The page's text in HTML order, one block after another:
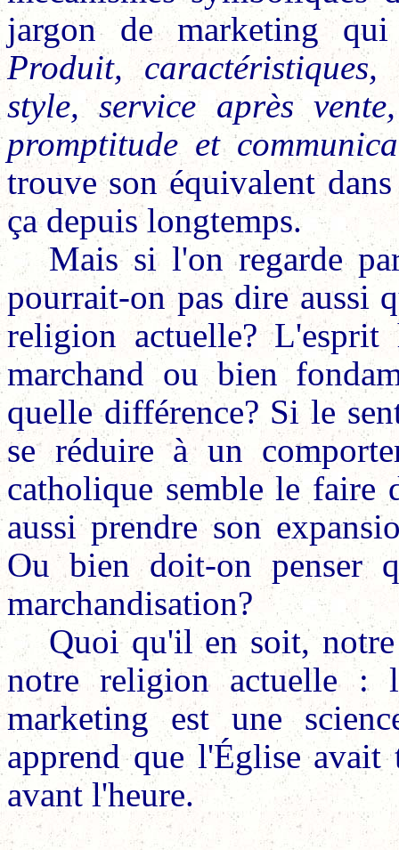
jargon de marketing
Produit,
style, service après
promptitude et
trouve son équivalent
ça depuis longtemps.
Mais si l'on regarde
pourrait-on pas dire aussi
religion actuelle? L'esprit
marchand ou bien
quelle différence? Si le
se réduire à un
catholique semble le faire
aussi prendre son
Ou bien doit-on penser
marchandisation?
Quoi qu'il en soit,
notre religion actuelle :
marketing est une
apprend que l'Église
avant l'heure.